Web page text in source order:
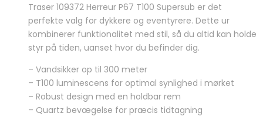
pris
var:
7.199,00 kr..
pris
er:
6.749,00 kr..
Traser 109372 Herreur P67 T100 Supersub er det
perfekte valg for dykkere og eventyrere. Dette ur
kombinerer funktionalitet med stil, så du altid kan holde
styr på tiden, uanset hvor du befinder dig.
– Vandsikker op til 300 meter
– T100 luminescens for optimal synlighed i mørket
– Robust design med en holdbar rem
– Quartz bevægelse for præcis tidtagning